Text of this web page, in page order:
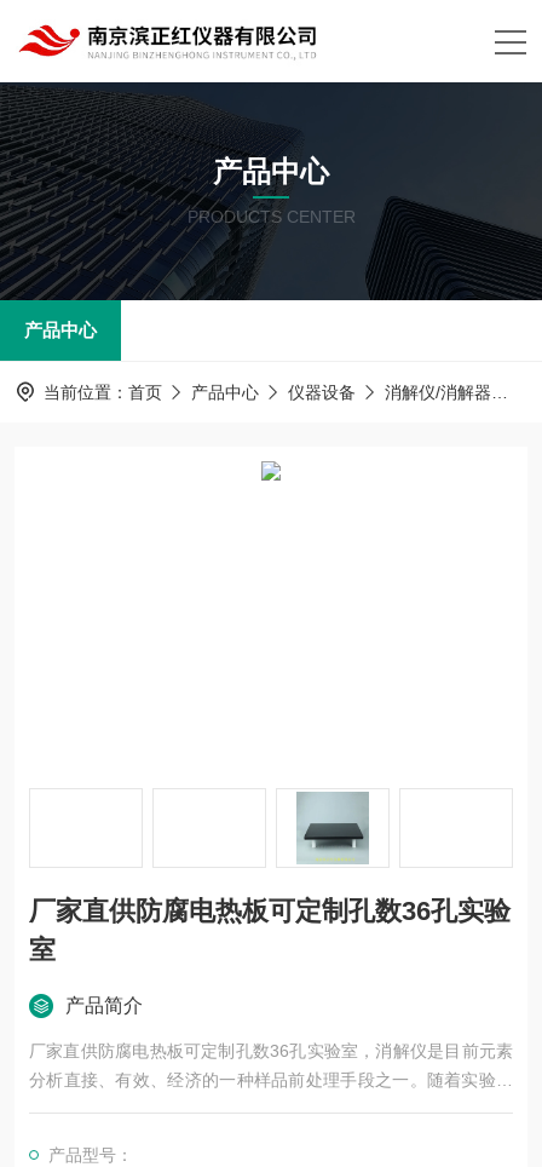
产品中心
PRODUCTS CENTER
产品中心
当前位置： 首页 产品中心 仪器设备 消解仪/消解器
厂家直供防腐电热板可定制孔数36孔实验
室
产品简介
厂家直供防腐电热板可定制孔数36孔实验室，消解仪是目前元素
分析直接、有效、经济的一种样品前处理手段之一。随着实验室
设备的技术创新和发展，消解仪以其大批量处理、高智能化、高
产品型号：